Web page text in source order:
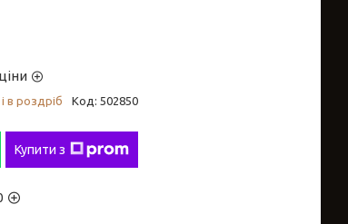
в роздріб Код: 502850
Купити з